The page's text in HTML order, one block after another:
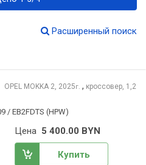
Расширенный поиск
OPEL MOKKA 2, 2025г. , кроссовер, 1,2
/ EB2FDTS (HPW)
Цена 5 400.00 BYN
Купить